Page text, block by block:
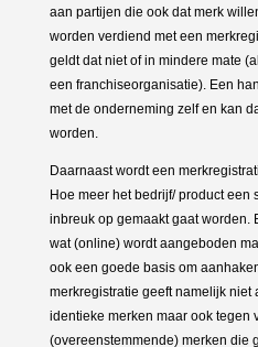
aan partijen die ook dat merk
worden verdiend met een
geldt dat niet of in mindere mate
een franchiseorganisatie). Een
met de onderneming zelf en kan
worden.
Daarnaast wordt een
Hoe meer het bedrijf/ product een
inbreuk op gemaakt gaat worden.
wat (online) wordt aangeboden
ook een goede basis om
merkregistratie geeft namelijk niet
identieke merken maar ook tegen
(overeenstemmende) merken die